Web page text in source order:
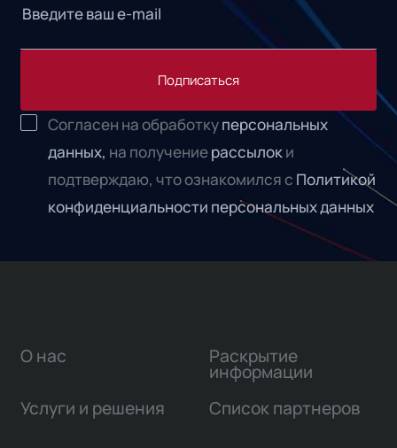
Подписаться
Согласен на обработкуперсональных
данных, на получениерассылоки
подтверждаю, что ознакомился с Политикой
конфиденциальности персональных данных
О нас
Услуги и решения
Раскрытие
информации
Список партнеров